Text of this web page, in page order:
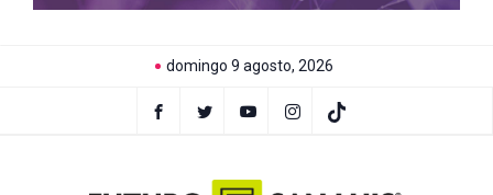
domingo 9 agosto, 2026